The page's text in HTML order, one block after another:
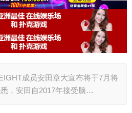
成员安田章大宣布将于7月将
，安田自2017年接受脑…